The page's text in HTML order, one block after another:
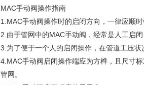
MAC手动阀操作指南
1.MAC手动阀操作时的启闭方向，一律应顺时
2. 由于管网中的MAC手动阀，经常是人工启
3. 为了便于一个人的启闭操作，在管道工压状
4.MAC手动阀启闭操作端应为方榫，且尺寸
管网。